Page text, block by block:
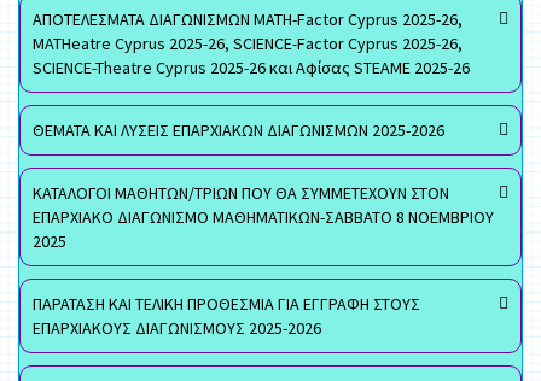
ΑΠΟΤΕΛΕΣΜΑΤΑ ΔΙΑΓΩΝΙΣΜΩΝ MATH-Factor Cyprus 2025-26,
MATHeatre Cyprus 2025-26, SCIENCE-Factor Cyprus 2025-26,
SCIENCE-Theatre Cyprus 2025-26 και Αφίσας STEAME 2025-26
ΘΕΜΑΤΑ ΚΑΙ ΛΥΣΕΙΣ ΕΠΑΡΧΙΑΚΩΝ ΔΙΑΓΩΝΙΣΜΩΝ 2025-2026
ΚΑΤΑΛΟΓΟΙ ΜΑΘΗΤΩΝ/ΤΡΙΩΝ ΠΟΥ ΘΑ ΣΥΜΜΕΤΕΧΟΥΝ ΣΤΟΝ
ΕΠΑΡΧΙΑΚΟ ΔΙΑΓΩΝΙΣΜΟ ΜΑΘΗΜΑΤΙΚΩΝ-ΣΑΒΒΑΤΟ 8 ΝΟΕΜΒΡΙΟΥ
2025
ΠΑΡΑΤΑΣΗ ΚΑΙ ΤΕΛΙΚΗ ΠΡΟΘΕΣΜΙΑ ΓΙΑ ΕΓΓΡΑΦΗ ΣΤΟΥΣ
ΕΠΑΡΧΙΑΚΟΥΣ ΔΙΑΓΩΝΙΣΜΟΥΣ 2025-2026